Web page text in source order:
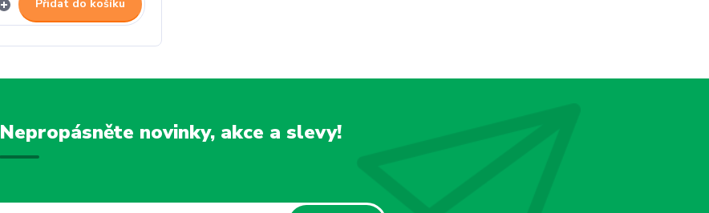
Přidat do košíku
Nepropásněte novinky, akce a slevy!